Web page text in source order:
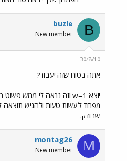
B
buzle
New member
30/8/10
אתה בטוח שזה יעבוד?
יוצא w=1 וזה נראה לי ממש פשוט מדי מכדי להיות אמיתי
מפחד לעשות טעות ולהגיש תוצאה
שבודק.
M
montag26
New member